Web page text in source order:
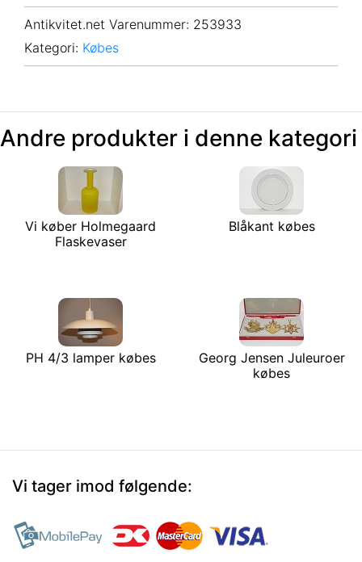
Antikvitet.net Varenummer: 253933
Kategori: Købes
Andre produkter i denne kategori
Vi køber Holmegaard
Flaskevaser
Blåkant købes
PH 4/3 lamper købes
Georg Jensen Juleuroer
købes
Vi tager imod følgende: